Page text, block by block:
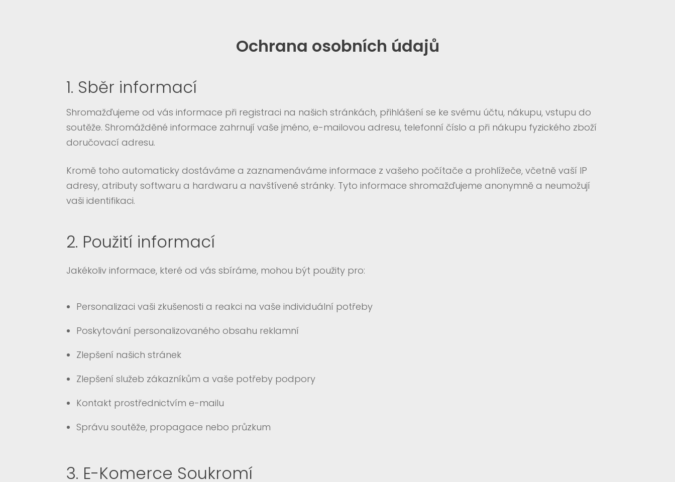
Ochrana osobních údajů
1. Sběr informací
Shromažďujeme od vás informace při registraci na našich stránkách, přihlášení se ke svému účtu, nákupu, vstupu do
soutěže. Shromážděné informace zahrnují vaše jméno, e-mailovou adresu, telefonní číslo a při nákupu fyzického zboží
doručovací adresu.
Kromě toho automaticky dostáváme a zaznamenáváme informace z vašeho počítače a prohlížeče, včetně vaší IP
adresy, atributy softwaru a hardwaru a navštívené stránky. Tyto informace shromažďujeme anonymně a neumožují
vaši identifikaci.
2. Použití informací
Jakékoliv informace, které od vás sbíráme, mohou být použity pro:
Personalizaci vaši zkušenosti a reakci na vaše individuální potřeby
Poskytování personalizovaného obsahu reklamní
Zlepšení našich stránek
Zlepšení služeb zákazníkům a vaše potřeby podpory
Kontakt prostřednictvím e-mailu
Správu soutěže, propagace nebo průzkum
3. E-Komerce Soukromí